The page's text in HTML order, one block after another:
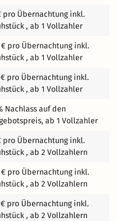
die herzhafte Jause der
regionalen Produkten
Mit Hilfe der Gasteiner
ohne viel Kondition die
entdecken. Innerhalb
hochalpines Gelände und
Landschaften Österreichs.
in Gastein In Gastein
Ein weitläufiges Netzt an
Sie die schönsten
auf 4 Rädern. Mehrere
ein professionelles Service.
im Urlaub möglichst
für einen Aktivurlaub.
pro Übernachtung inkl.
, ab 1 Vollzahler
pro Übernachtung inkl.
, ab 1 Vollzahler
pro Übernachtung inkl.
, ab 1 Vollzahler
Nachlass auf den
ab 1 Vollzahler
pro Übernachtung inkl.
, ab 2 Vollzahlern
pro Übernachtung inkl.
, ab 2 Vollzahlern
pro Übernachtung inkl.
, ab 2 Vollzahlern